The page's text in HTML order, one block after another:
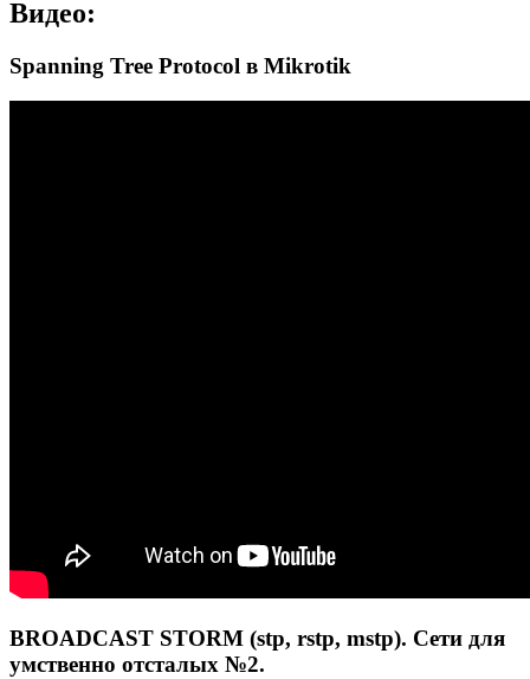
Видео:
Spanning Tree Protocol в Mikrotik
BROADCAST STORM (stp, rstp, mstp). Сети для
умственно отсталых №2.